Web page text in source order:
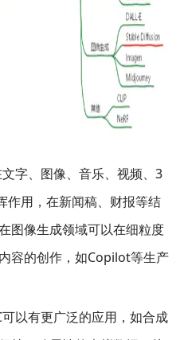
字、图像、音乐、视频、3
作用，在新闻稿、财报等结
图像生成领域可以在细粒度
容的创作，如Copilot等生产
以有更广泛的应用，如合成